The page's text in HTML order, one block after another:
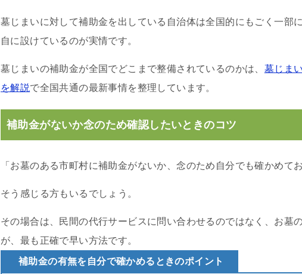
墓じまいに対して補助金を出している自治体は全国的にもごく一部
自に設けているのが実情です。
墓じまいの補助金が全国でどこまで整備されているのかは、 墓じま
を解説で全国共通の最新事情を整理しています。
補助金がないか念のため確認したいときのコツ
「お墓のある市町村に補助金がないか、念のため自分でも確かめて
そう感じる方もいるでしょう。
その場合は、民間の代行サービスに問い合わせるのではなく、お墓
が、最も正確で早い方法です。
補助金の有無を自分で確かめるときのポイント